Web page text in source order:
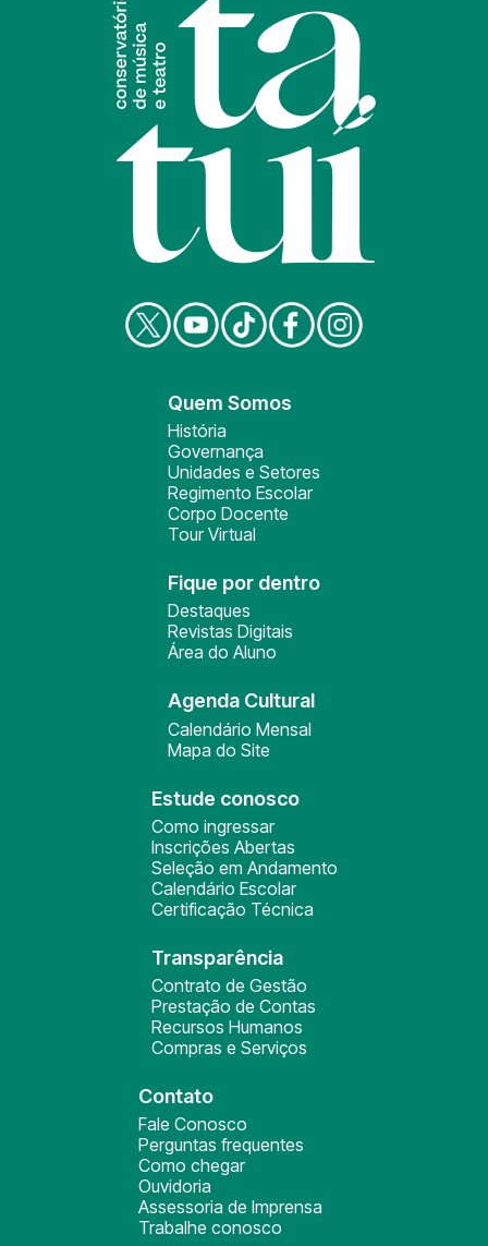
Quem Somos
História
Governança
Unidades e Setores
Regimento Escolar
Corpo Docente
Tour Virtual
Fique por dentro
Destaques
Revistas Digitais
Área do Aluno
Agenda Cultural
Calendário Mensal
Mapa do Site
Estude conosco
Como ingressar
Inscrições Abertas
Seleção em Andamento
Calendário Escolar
Certificação Técnica
Transparência
Contrato de Gestão
Prestação de Contas
Recursos Humanos
Compras e Serviços
Contato
Fale Conosco
Perguntas frequentes
Como chegar
Ouvidoria
Assessoria de Imprensa
Trabalhe conosco